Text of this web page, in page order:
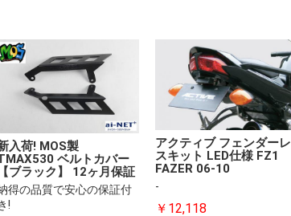
入荷! MOS製
ベルトカバー
【ブラック】 12ヶ月保証
得の品質で安心の保証付
!
アクティブ フェンダーレ
スキット LED仕様 FZ1
FAZER 06-10
-
￥12,118